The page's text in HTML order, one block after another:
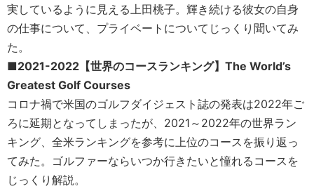
実しているように見える上田桃子。輝き続ける彼女の自身
の仕事について、プライベートについてじっくり聞いてみ
た。
■2021-2022【世界のコースランキング】The World’s
Greatest Golf Courses
コロナ禍で米国のゴルフダイジェスト誌の発表は2022年ご
ろに延期となってしまったが、2021～2022年の世界ラン
キング、全米ランキングを参考に上位のコースを振り返っ
てみた。ゴルファーならいつか行きたいと憧れるコースを
じっくり解説。